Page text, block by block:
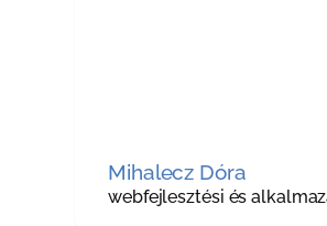
Mihalecz Dóra
webfejlesztési és